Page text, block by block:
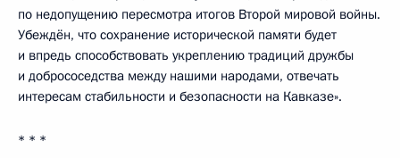
по недопущению пересмотра итогов Второй мировой войны.
Убеждён, что сохранение исторической памяти будет
и впредь способствовать укреплению традиций дружбы
и добрососедства между нашими народами, отвечать
интересам стабильности и безопасности на Кавказе».
* * *